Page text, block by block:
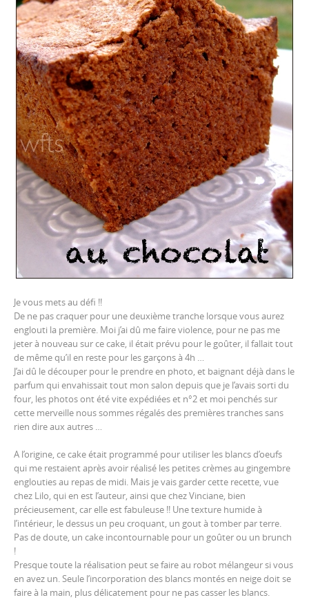
Je vous mets au défi !!
De ne pas craquer pour une deuxième tranche lorsque vous aurez
englouti la première. Moi j’ai dû me faire violence, pour ne pas me
jeter à nouveau sur ce cake, il était prévu pour le goûter, il fallait tout
de même qu’il en reste pour les garçons à 4h …
J’ai dû le découper pour le prendre en photo, et baignant déjà dans le
parfum qui envahissait tout mon salon depuis que je l’avais sorti du
four, les photos ont été vite expédiées et n°2 et moi penchés sur
cette merveille nous sommes régalés des premières tranches sans
rien dire aux autres …
A l’origine, ce cake était programmé pour utiliser les blancs d’oeufs
qui me restaient après avoir réalisé les petites crèmes au gingembre
englouties au repas de midi. Mais je vais garder cette recette, vue
chez Lilo, qui en est l’auteur, ainsi que chezVinciane, bien
précieusement, car elle est fabuleuse !! Une texture humide à
l’intérieur, le dessus un peu croquant, un gout à tomber par terre.
Pas de doute, un cake incontournable pour un goûter ou un brunch
!
Presque toute la réalisation peut se faire au robot mélangeur si vous
en avez un. Seule l’incorporation des blancs montés en neige doit se
faire à la main, plus délicatement pour ne pas casser les blancs.